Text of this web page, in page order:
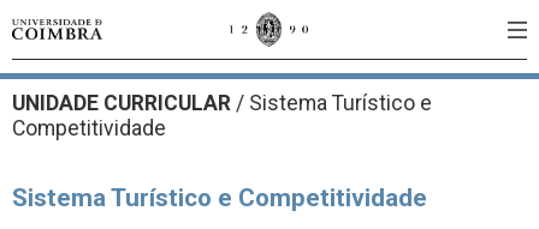
UNIDADE CURRICULAR / Sistema Turístico e
Competitividade
Sistema Turístico e Competitividade